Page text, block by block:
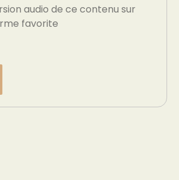
audio de ce contenu sur
favorite